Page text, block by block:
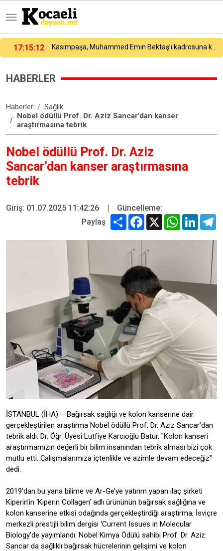
17:04:48 Dünya Fen Bilimleri Şampiyonası’nda 24 ülke arasında Türk öğrenci birinci oldu
HABERLER
Haberler
Sağlık
Nobel ödüllü Prof. Dr. Aziz Sancar’dan kanser
araştırmasına tebrik
Nobel ödüllü Prof. Dr. Aziz
Sancar’dan kanser araştırmasına
tebrik
Giriş: 01.07.2025 11:42:26 |
Güncelleme:
Paylaş
Share Facebook
X WhatsApp
İSTANBUL (İHA) – Bağırsak sağlığı ve kolon kanserine dair
gerçekleştirilen araştırma Nobel ödüllü Prof. Dr. Aziz Sancar’dan
tebrik aldı. Dr. Öğr. Üyesi Lutfiye Karcıoğlu Batur, "Kolon kanseri
araştırmamızın değerli bir bilim insanından tebrik alması bizi çok
mutlu etti. Çalışmalarımıza içtenlikle ve azimle devam edeceğiz"
dedi.
2019’dan bu yana bilime ve Ar-Ge’ye yatırım yapan ilaç şirketi
Kiperin’in ‘Kiperin Collagen’ adlı ürününün bağırsak sağlığına ve
kolon kanserine etkisi odağında gerçekleştirdiği araştırma, İsviçre
merkezli prestijli bilim dergisi ‘Current Issues in Molecular
Biology’de yayımlandı. Nobel Kimya Ödülü sahibi Prof. Dr. Aziz
Sancar da sağlıklı bağırsak hücrelerinin gelişimi ve kolon